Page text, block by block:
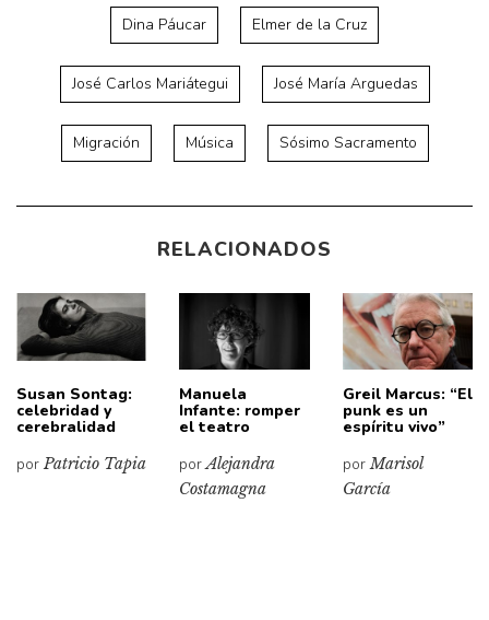
Dina Páucar Elmer de la Cruz
José Carlos Mariátegui José María Arguedas
Migración Música Sósimo Sacramento
RELACIONADOS
Susan Sontag:
celebridad y
cerebralidad
porPatricio Tapia
Manuela
Infante: romper
el teatro
porAlejandra
Costamagna
Greil Marcus: “El
punk es un
espíritu vivo”
porMarisol
García